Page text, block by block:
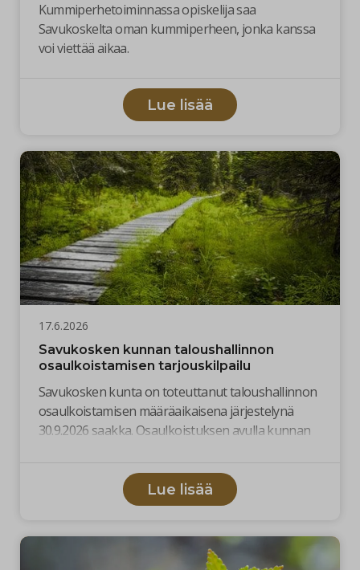
Kummiperhetoiminnassa opiskelija saa
Savukoskelta oman kummiperheen, jonka kanssa
voi viettää aikaa.
Lue lisää
17.6.2026
Savukosken kunnan taloushallinnon
osaulkoistamisen tarjouskilpailu
Savukosken kunta on toteuttanut taloushallinnon
osaulkoistamisen määräaikaisena järjestelynä
30.9.2026 saakka. Osaulkoistuksen avulla kunnan
ja toimintavarmaksi. Saavutettujen hyötyjen
perusteella kunta katsoo tarkoituksenmukaiseksi
jatkaa osaulkoistuksen mallia myös tulevalla
Lue lisää